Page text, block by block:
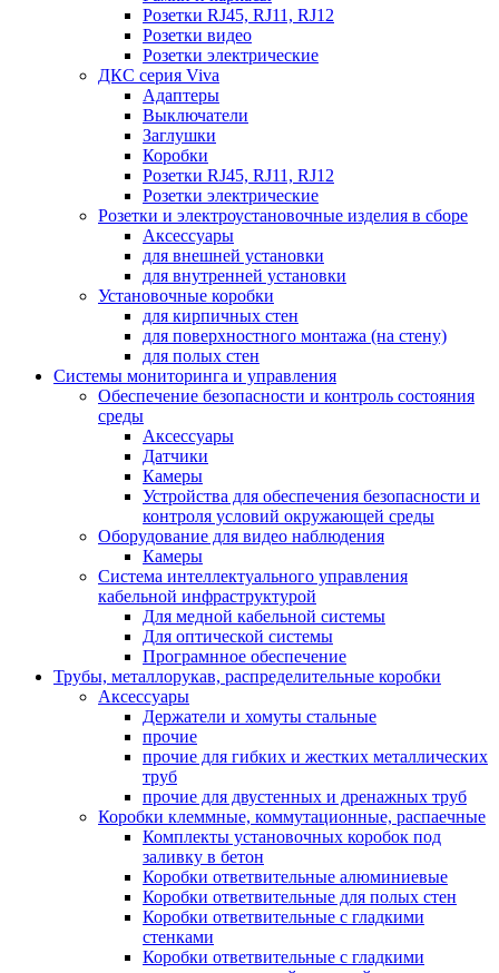
Розетки RJ45, RJ11, RJ12
Розетки видео
Розетки электрические
ДКС серия Viva
Адаптеры
Выключатели
Заглушки
Коробки
Розетки RJ45, RJ11, RJ12
Розетки электрические
Розетки и электроустановочные изделия в сборе
Аксессуары
для внешней установки
для внутренней установки
Установочные коробки
для кирпичных стен
для поверхностного монтажа (на стену)
для полых стен
Системы мониторинга и управления
Обеспечение безопасности и контроль состояния
среды
Аксессуары
Датчики
Камеры
Устройства для обеспечения безопасности и
контроля условий окружающей среды
Оборудование для видео наблюдения
Камеры
Система интеллектуального управления
кабельной инфраструктурой
Для медной кабельной системы
Для оптической системы
Програмнное обеспечение
Трубы, металлорукав, распределительные коробки
Аксессуары
Держатели и хомуты стальные
прочие
прочие для гибких и жестких металлических
труб
прочие для двустенных и дренажных труб
Коробки клеммные, коммутационные, распаечные
Комплекты установочных коробок под
заливку в бетон
Коробки ответвительные алюминиевые
Коробки ответвительные для полых стен
Коробки ответвительные с гладкими
стенками
Коробки ответвительные с гладкими